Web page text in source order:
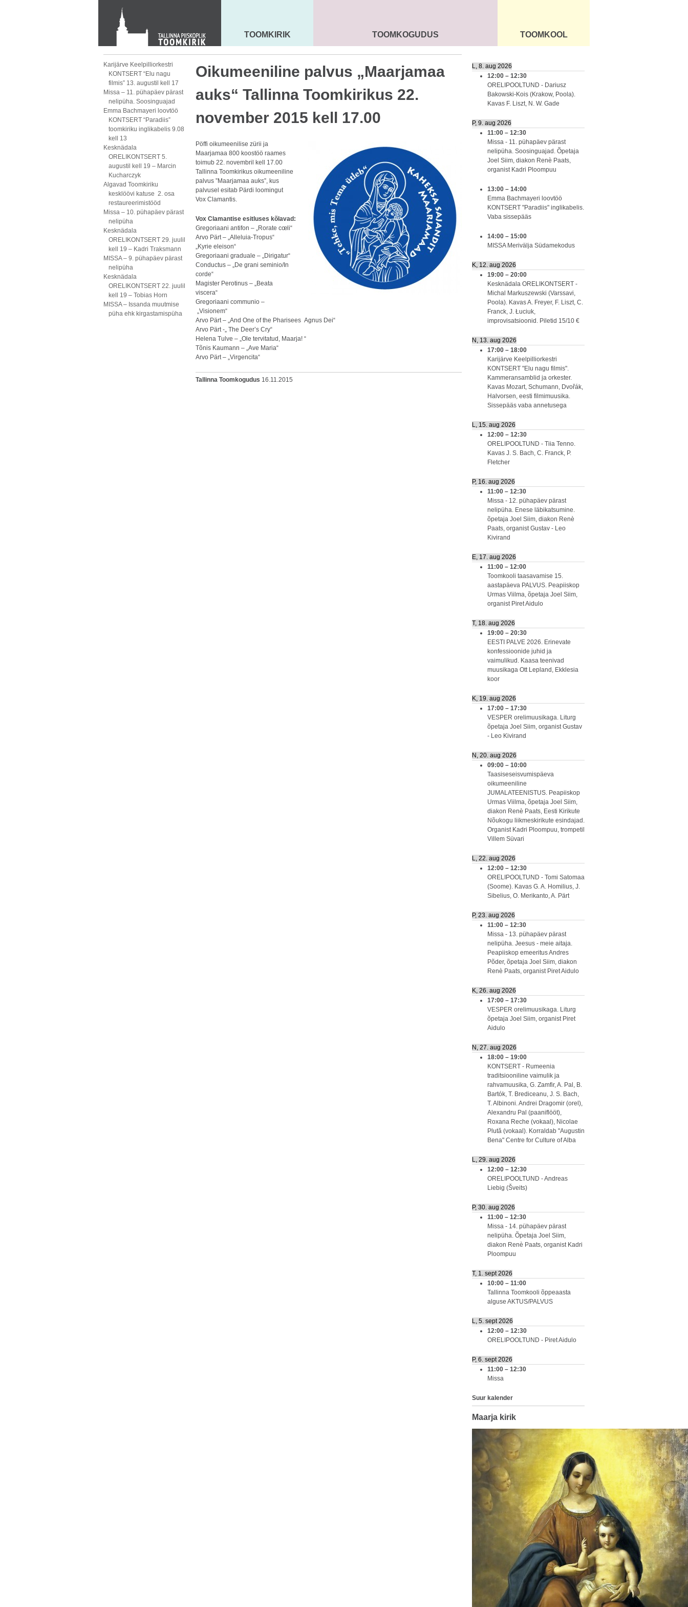
KONTAKT
Toom-Kooli 6, 10130 TALLINN
tallinna.toom@eelk.ee
MAARJA KIRIK
TOOMKIRIK SEENIORID KOGUDUS
TOOMKOGUDUS ÜLDINFO
TOOMKOOL
Karijärve Keelpilliorkestri
KONTSERT “Elu nagu
filmis” 13. augustil kell 17
Missa – 11. pühapäev pärast
nelipüha. Soosinguajad
Emma Bachmayeri loovtöö
KONTSERT “Paradiis”
toomkiriku inglikabelis 9.08
kell 13
Kesknädala
ORELIKONTSERT 5.
augustil kell 19 – Marcin
Kucharczyk
Algavad Toomkiriku
kesklöövi katuse 2. osa
restaureerimistööd
Missa – 10. pühapäev pärast
nelipüha
Kesknädala
ORELIKONTSERT 29. juulil
kell 19 – Kadri Traksmann
MISSA – 9. pühapäev pärast
nelipüha
Kesknädala
ORELIKONTSERT 22. juulil
kell 19 – Tobias Horn
MISSA – Issanda muutmise
püha ehk kirgastamispüha
Oikumeeniline palvus „Maarjamaa
auks“ Tallinna Toomkirikus 22.
november 2015 kell 17.00
Pöffi oikumeenilise zürii ja
Maarjamaa 800 koostöö raames
toimub 22. novembril kell 17.00
Tallinna Toomkirikus oikumeeniline
palvus ”Maarjamaa auks”, kus
palvusel esitab Pärdi loomingut
Vox Clamantis.
Vox Clamantise esitluses kõlavad:
Gregoriaani antifon – „Rorate cœli“
Arvo Pärt – „Alleluia-Tropus“
„Kyrie eleison“
Gregoriaani graduale – „Dirigatur“
Conductus – „De grani seminio/In
corde“
Magister Perotinus – „Beata
viscera“
Gregoriaani communio –
„Visionem“
Arvo Pärt – „And One of the Pharisees Agnus Dei“
Arvo Pärt -„ The Deer’s Cry“
Helena Tulve – „Ole tervitatud, Maarja! “
Tõnis Kaumann – „Ave Maria“
Arvo Pärt – „Virgencita“
Tallinna Toomkogudus 16.11.2015
L, 8. aug 2026
12:00 – 12:30
ORELIPOOLTUND - Dariusz
Bakowski-Kois (Krakow, Poola).
Kavas F. Liszt, N. W. Gade
P, 9. aug 2026
11:00 – 12:30
Missa - 11. pühapäev pärast
nelipüha. Soosinguajad. Õpetaja
Joel Siim, diakon Renè Paats,
organist Kadri Ploompuu
13:00 – 14:00
Emma Bachmayeri loovtöö
KONTSERT "Paradiis" inglikabelis.
Vaba sissepääs
14:00 – 15:00
MISSA Merivälja Südamekodus
K, 12. aug 2026
19:00 – 20:00
Kesknädala ORELIKONTSERT -
Michal Markuszewski (Varssavi,
Poola). Kavas A. Freyer, F. Liszt, C.
Franck, J. Łuciuk,
improvisatsioonid. Piletid 15/10 €
N, 13. aug 2026
17:00 – 18:00
Karijärve Keelpilliorkestri
KONTSERT "Elu nagu filmis".
Kammeransamblid ja orkester.
Kavas Mozart, Schumann, Dvořák,
Halvorsen, eesti filmimuusika.
Sissepääs vaba annetusega
L, 15. aug 2026
12:00 – 12:30
ORELIPOOLTUND - Tiia Tenno.
Kavas J. S. Bach, C. Franck, P.
Fletcher
P, 16. aug 2026
11:00 – 12:30
Missa - 12. pühapäev pärast
nelipüha. Enese läbikatsumine.
õpetaja Joel Siim, diakon Renè
Paats, organist Gustav - Leo
Kivirand
E, 17. aug 2026
11:00 – 12:00
Toomkooli taasavamise 15.
aastapäeva PALVUS. Peapiiskop
Urmas Viilma, õpetaja Joel Siim,
organist Piret Aidulo
T, 18. aug 2026
19:00 – 20:30
EESTI PALVE 2026. Erinevate
konfessioonide juhid ja
vaimulikud. Kaasa teenivad
muusikaga Ott Lepland, Ekklesia
koor
K, 19. aug 2026
17:00 – 17:30
VESPER orelimuusikaga. Liturg
õpetaja Joel Siim, organist Gustav
- Leo Kivirand
N, 20. aug 2026
09:00 – 10:00
Taasiseseisvumispäeva
oikumeeniline
JUMALATEENISTUS. Peapiiskop
Urmas Viilma, õpetaja Joel Siim,
diakon Renè Paats, Eesti Kirikute
Nõukogu liikmeskirikute esindajad.
Organist Kadri Ploompuu, trompetil
Villem Süvari
L, 22. aug 2026
12:00 – 12:30
ORELIPOOLTUND - Tomi Satomaa
(Soome). Kavas G. A. Homilius, J.
Sibelius, O. Merikanto, A. Pärt
P, 23. aug 2026
11:00 – 12:30
Missa - 13. pühapäev pärast
nelipüha. Jeesus - meie aitaja.
Peapiiskop emeeritus Andres
Põder, õpetaja Joel Siim, diakon
Renè Paats, organist Piret Aidulo
K, 26. aug 2026
17:00 – 17:30
VESPER orelimuusikaga. Liturg
õpetaja Joel Siim, organist Piret
Aidulo
N, 27. aug 2026
18:00 – 19:00
KONTSERT - Rumeenia
traditsiooniline vaimulik ja
rahvamuusika, G. Zamfir, A. Pal, B.
Bartók, T. Brediceanu, J. S. Bach,
T. Albinoni. Andrei Dragomir (orel),
Alexandru Pal (paaniflööt),
Roxana Reche (vokaal), Nicolae
Plută (vokaal). Korraldab "Augustin
Bena" Centre for Culture of Alba
L, 29. aug 2026
12:00 – 12:30
ORELIPOOLTUND - Andreas
Liebig (Šveits)
P, 30. aug 2026
11:00 – 12:30
Missa - 14. pühapäev pärast
nelipüha. Õpetaja Joel Siim,
diakon Renè Paats, organist Kadri
Ploompuu
T, 1. sept 2026
10:00 – 11:00
Tallinna Toomkooli õppeaasta
alguse AKTUS/PALVUS
L, 5. sept 2026
12:00 – 12:30
ORELIPOOLTUND - Piret Aidulo
P, 6. sept 2026
11:00 – 12:30
Missa
Suur kalender
Maarja kirik